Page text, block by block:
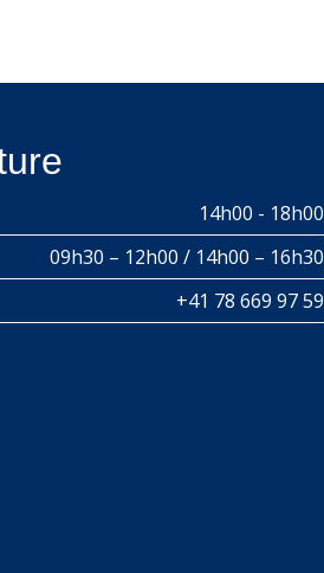
14h00 - 18h00
09h30 – 12h00 / 14h00 – 16h30
+41 78 669 97 59